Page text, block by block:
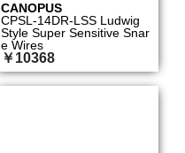
CANOPUS
CPSL-14DR-LSS Ludwig
Style Super Sensitive Snar
e Wires
￥10368